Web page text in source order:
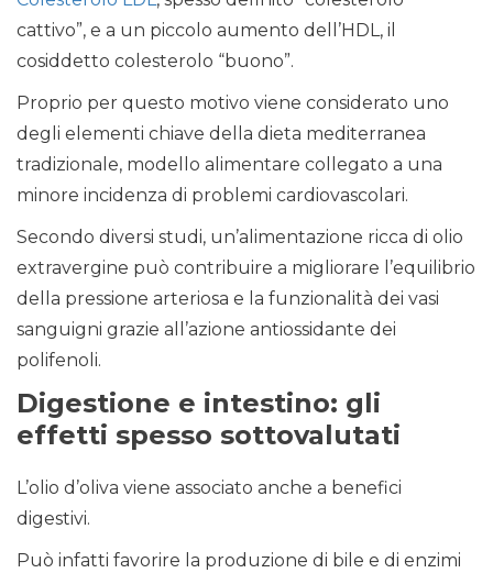
cattivo”, e a un piccolo aumento dell’HDL, il
cosiddetto colesterolo “buono”.
Proprio per questo motivo viene considerato uno
degli elementi chiave della dieta mediterranea
tradizionale, modello alimentare collegato a una
minore incidenza di problemi cardiovascolari.
Secondo diversi studi, un’alimentazione ricca di olio
extravergine può contribuire a migliorare l’equilibrio
della pressione arteriosa e la funzionalità dei vasi
sanguigni grazie all’azione antiossidante dei
polifenoli.
Digestione e intestino: gli
effetti spesso sottovalutati
L’olio d’oliva viene associato anche a benefici
digestivi.
Può infatti favorire la produzione di bile e di enzimi